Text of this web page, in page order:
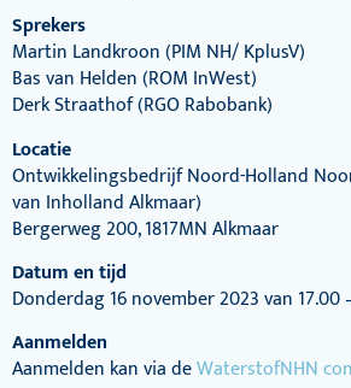
Sprekers
Martin Landkroon (PIM NH/ KplusV)
Bas van Helden (ROM InWest)
Derk Straathof (RGO Rabobank)
Locatie
Ontwikkelingsbedrijf Noord-Holland
van Inholland Alkmaar)
Bergerweg 200, 1817MN Alkmaar
Datum en tijd
Donderdag 16 november 2023 van 17.00
Aanmelden
Aanmelden kan via deWaterstofNHN